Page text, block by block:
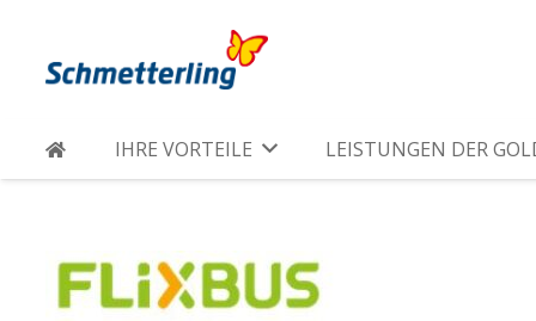
IHRE VORTEILE LEISTUNGEN DER